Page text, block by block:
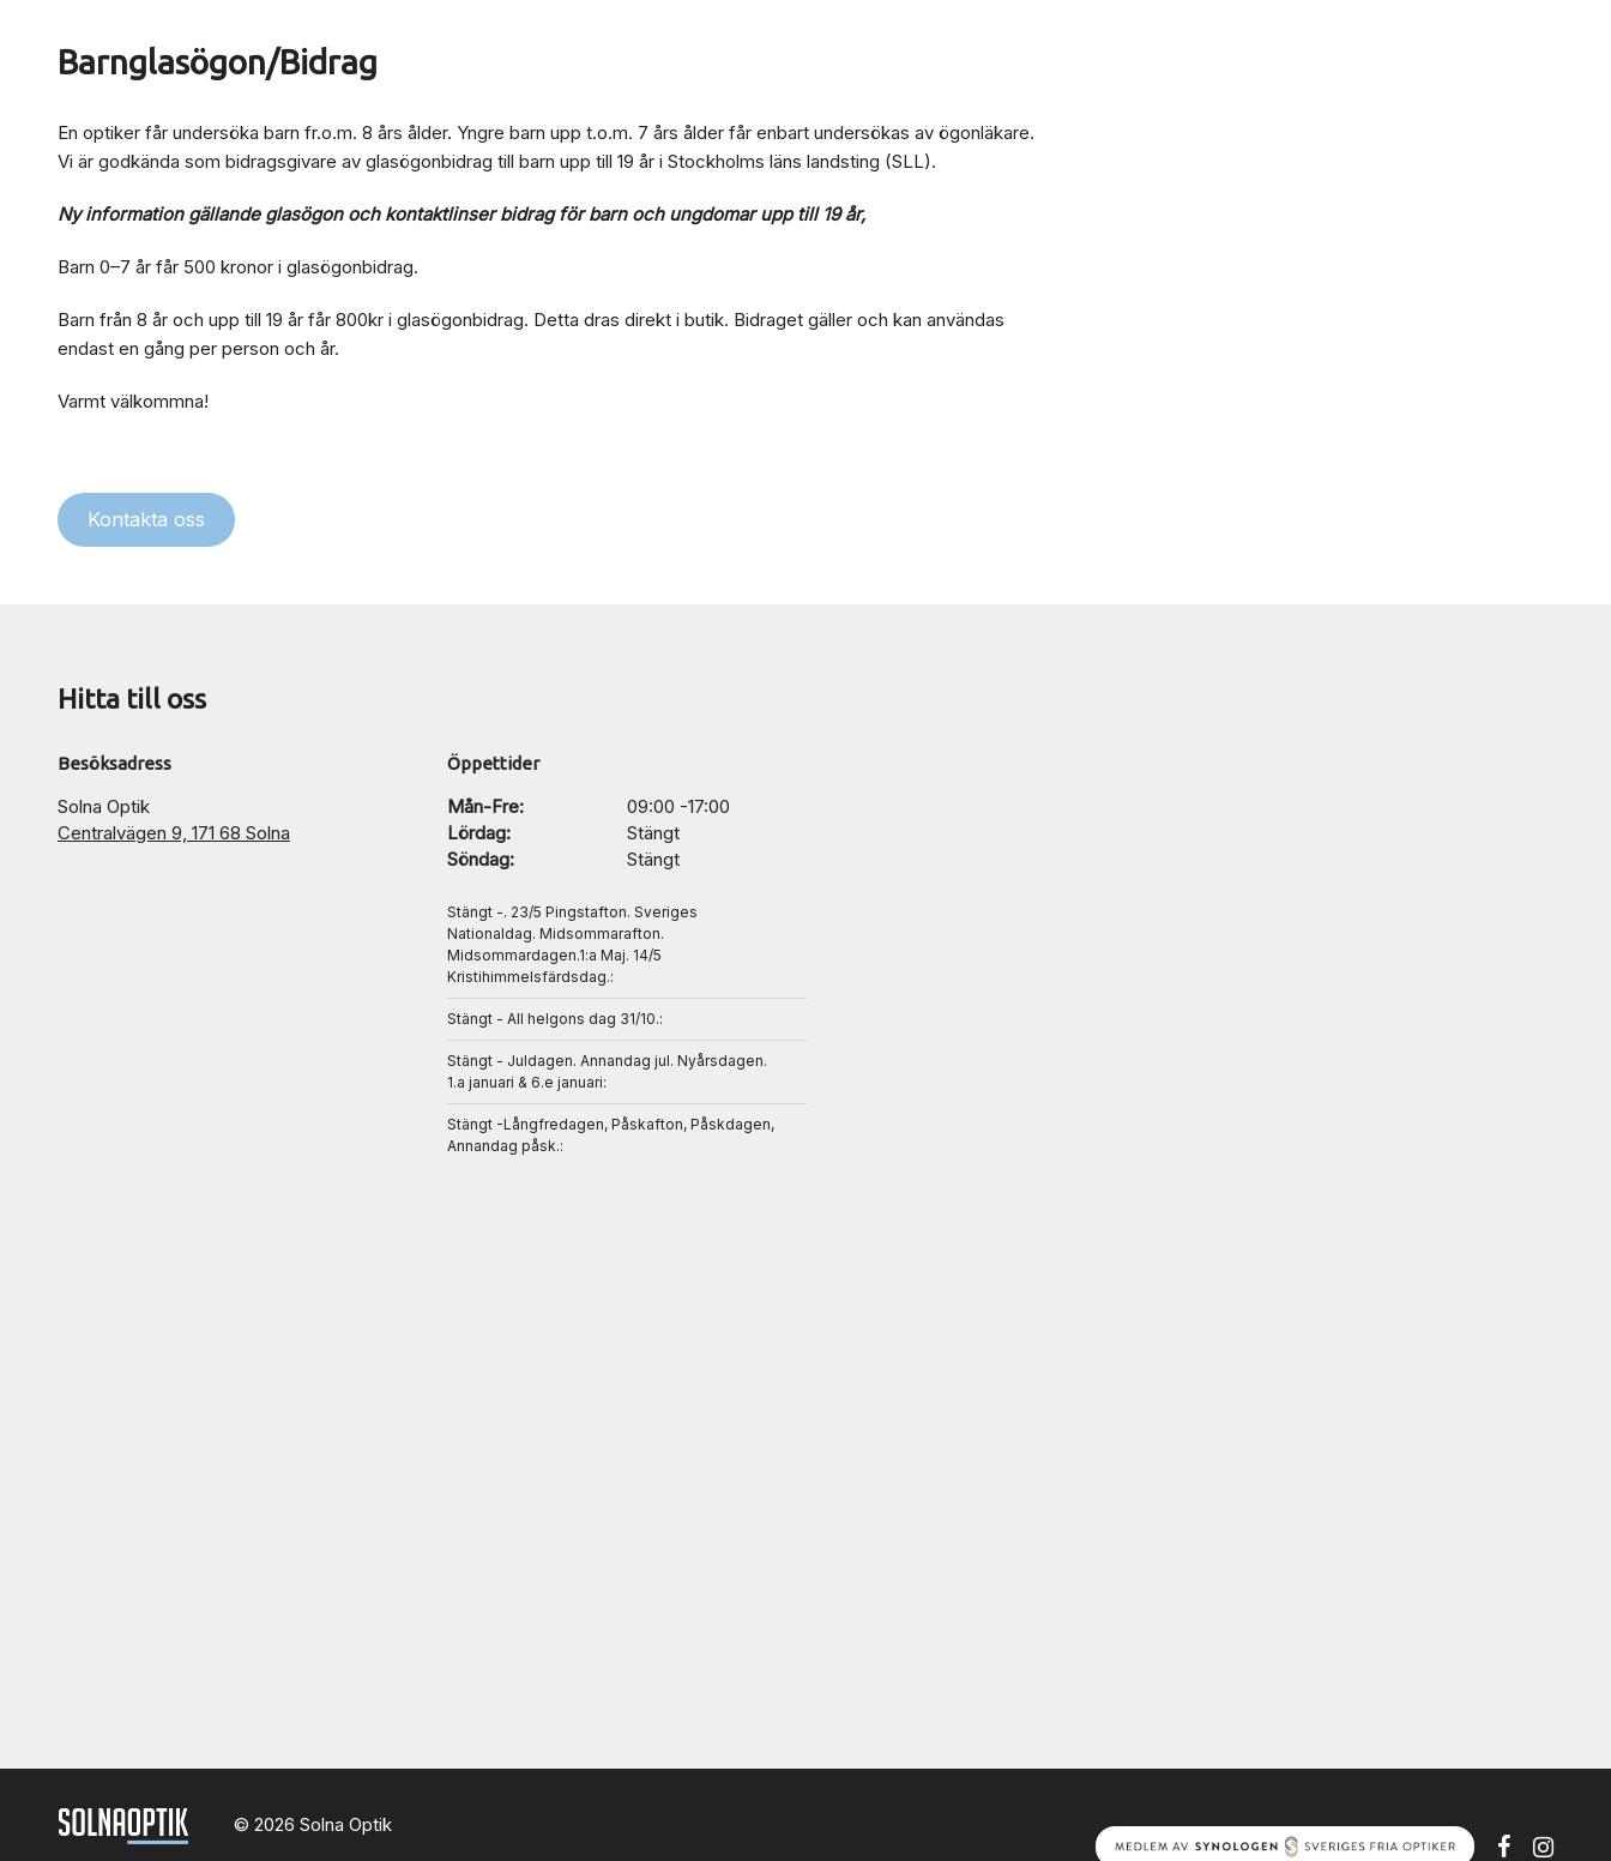
Barnglasögon/Bidrag
En optiker får undersöka barn fr.o.m. 8 års ålder. Yngre barn upp t.o.m. 7 års ålder får enbart undersökas av ögonläkare.
Vi är godkända som bidragsgivare av glasögonbidrag till barn upp till 19 år i Stockholms läns landsting (SLL).
Ny information gällande glasögon och kontaktlinser bidrag för barn och ungdomar upp till 19 år,
Barn 0–7 år får 500 kronor i glasögonbidrag.
Barn från 8 år och upp till 19 år får 800kr i glasögonbidrag. Detta dras direkt i butik. Bidraget gäller och kan användas
endast en gång per person och år.
Varmt välkommna!
Kontakta oss
Hitta till oss
Besöksadress
Solna Optik
Centralvägen 9, 171 68 Solna
Öppettider
Mån-Fre:
09:00 -17:00
Lördag:
Stängt
Söndag:
Stängt
Stängt -. 23/5 Pingstafton. Sveriges
Nationaldag. Midsommarafton.
Midsommardagen.1:a Maj. 14/5
Kristihimmelsfärdsdag.:
Stängt - All helgons dag 31/10.:
Stängt - Juldagen. Annandag jul. Nyårsdagen.
1.a januari & 6.e januari:
Stängt -Långfredagen, Påskafton, Påskdagen,
Annandag påsk.:
© 2026 Solna Optik